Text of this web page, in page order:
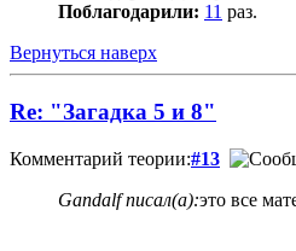
Поблагодарили: 11 раз.
Вернуться наверх
Re: "Загадка 5 и 8"
Комментарий теории:#13
Gandalf писал(а):это все